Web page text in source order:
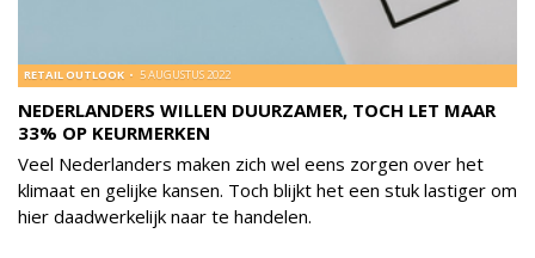
NEDERLANDERS WILLEN DUURZAMER, TOCH LET MAAR
33% OP KEURMERKEN
RETAIL OUTLOOK 5 AUGUSTUS 2022
Veel Nederlanders maken zich wel eens zorgen over het
klimaat en gelijke kansen. Toch blijkt het een stuk lastiger om
hier daadwerkelijk naar te handelen.